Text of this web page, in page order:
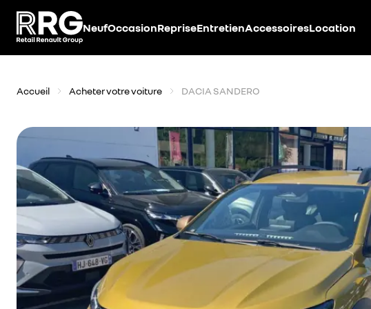
NeufOccasionRepriseEntretienAccessoiresLocation
Accueil Acheter votre voiture DACIA SANDERO